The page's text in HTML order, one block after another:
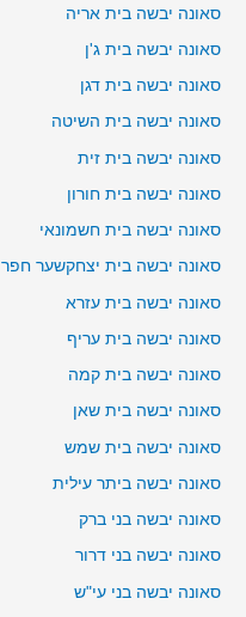
סאונה יבשה בית אריה
סאונה יבשה בית ג'ן
סאונה יבשה בית דגן
סאונה יבשה בית השיטה
סאונה יבשה בית זית
סאונה יבשה בית חורון
סאונה יבשה בית חשמונאי
סאונה יבשה בית יצחקשער חפר
סאונה יבשה בית עזרא
סאונה יבשה בית עריף
סאונה יבשה בית קמה
סאונה יבשה בית שאן
סאונה יבשה בית שמש
סאונה יבשה ביתר עילית
סאונה יבשה בני ברק
סאונה יבשה בני דרור
סאונה יבשה בני עי"ש